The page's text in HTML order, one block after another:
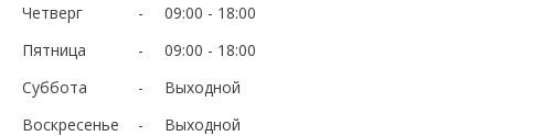
Четверг
09:00
18:00
Пятница
09:00
18:00
Суббота
Выходной
Воскресенье
Выходной